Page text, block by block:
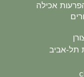
אכילה